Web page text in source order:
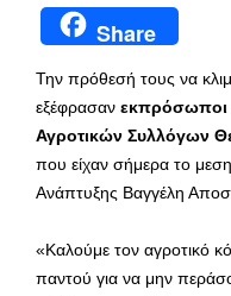
Share
Την πρόθεσή τους να
εξέφρασαν εκπρόσωποι
Αγροτικών Συλλόγων
που είχαν σήμερα το
Ανάπτυξης Βαγγέλη
«Καλούμε τον αγροτικό
παντού για να μην